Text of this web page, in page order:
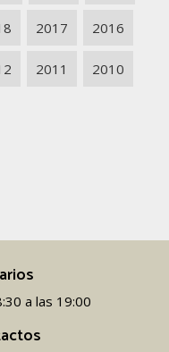
2017 2016
2011 2010
a las 19:00